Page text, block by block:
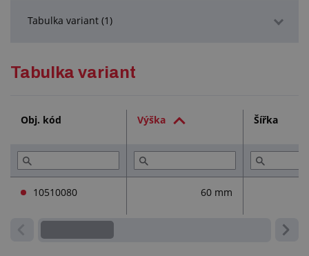
Tabulka variant (1)
Tabulka variant
Obj. kód Výška Šířka
10510080 60 mm